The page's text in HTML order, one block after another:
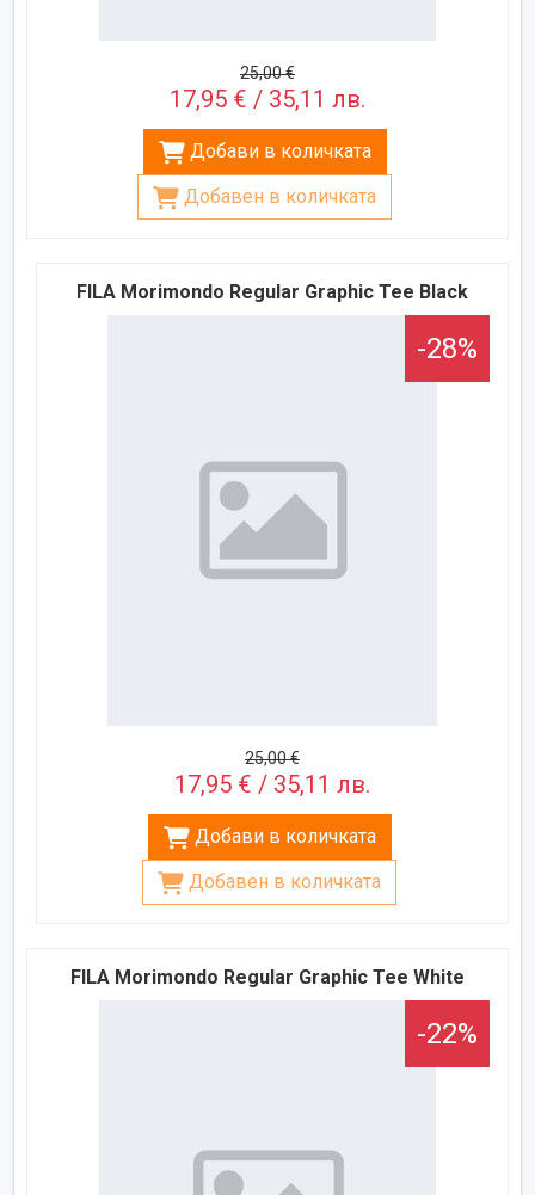
25,00 €
17,95 € / 35,11 лв.
Добави в количката
Добавен в количката
FILA Morimondo Regular Graphic Tee Black
-28%
25,00 €
17,95 € / 35,11 лв.
Добави в количката
Добавен в количката
FILA Morimondo Regular Graphic Tee White
-22%